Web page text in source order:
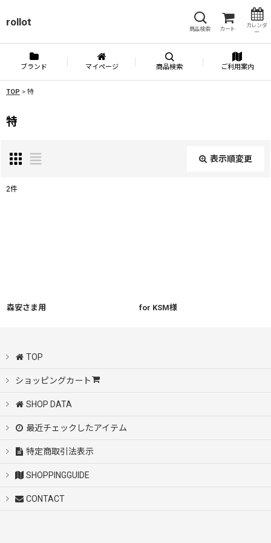
rollot
商品検索 カート
カレンダ
ー
ブランド マイページ 商品検索 ご利用案内
TOP > 特
特
表示順変更
2件
森安さま用 for KSM様
TOP
ショッピングカート
SHOP DATA
最近チェックしたアイテム
特定商取引法表示
SHOPPINGGUIDE
CONTACT